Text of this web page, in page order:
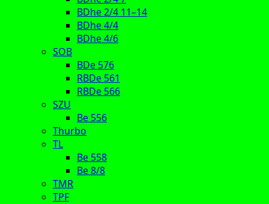
BDhe 2/4 11–14
BDhe 4/4
BDhe 4/6
SOB
BDe 576
RBDe 561
RBDe 566
SZU
Be 556
Thurbo
TL
Be 558
Be 8/8
TMR
TPF